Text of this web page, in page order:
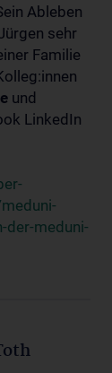
Ableben
sehr
Familie
und
LinkedIn
der-meduni-